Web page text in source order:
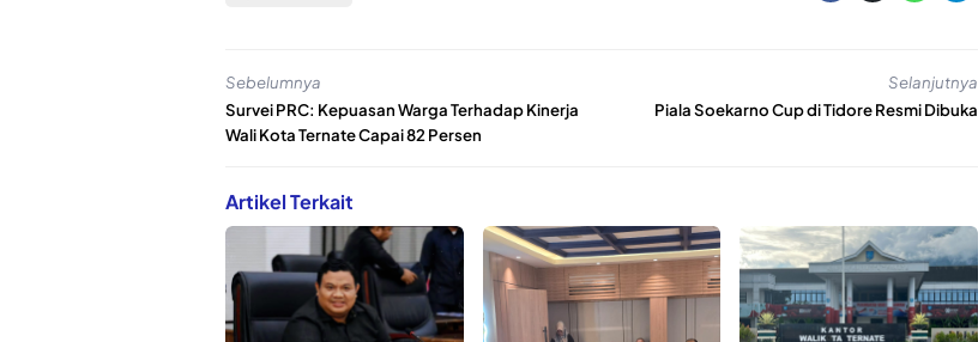
Sebelumnya
Survei PRC: Kepuasan Warga Terhadap Kinerja
Wali Kota Ternate Capai 82 Persen
Selanjutnya
Piala Soekarno Cup di Tidore Resmi Dibuka
Artikel Terkait